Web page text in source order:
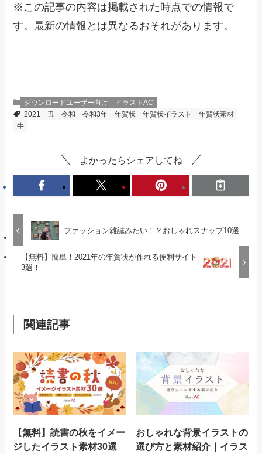
※ この記事の内容は掲載された時点での情報で
す。最新の情報とは異なるおそれがあります。
ダウンロードユーザー向け
イラストAC
2021
丑 令和 令和3年 年賀状 年賀状イラスト
年賀状素材
牛
よかったらシェアしてね
ファッション雑誌みたい！？おしゃれスナップ10選
【無料】簡単！2021年の年賀状が作れる便利サイト
3選！
関連記事
【無料】読書の秋をイメー
ジしたイラスト素材30選
おしゃれな背景イラストの
選び方と素材紹介｜イラス